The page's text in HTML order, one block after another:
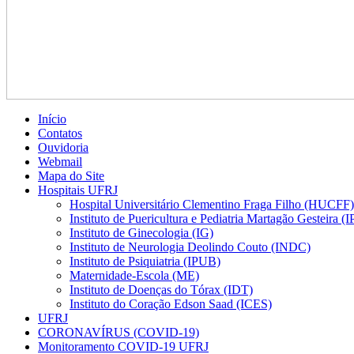
Início
Contatos
Ouvidoria
Webmail
Mapa do Site
Hospitais UFRJ
Hospital Universitário Clementino Fraga Filho (HUCFF)
Instituto de Puericultura e Pediatria Martagão Gesteira
Instituto de Ginecologia (IG)
Instituto de Neurologia Deolindo Couto (INDC)
Instituto de Psiquiatria (IPUB)
Maternidade-Escola (ME)
Instituto de Doenças do Tórax (IDT)
Instituto do Coração Edson Saad (ICES)
UFRJ
CORONAVÍRUS (COVID-19)
Monitoramento COVID-19 UFRJ